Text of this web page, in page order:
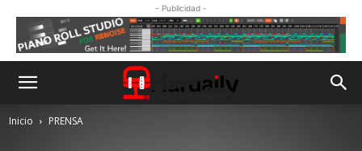
- Publicidad -
Inicio PRENSA